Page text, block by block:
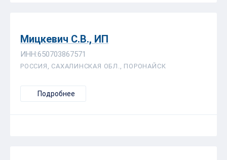
Мицкевич С.В., ИП
ИНН:650703867571
РОССИЯ, САХАЛИНСКАЯ ОБЛ., ПОРОНАЙСК
Подробнее